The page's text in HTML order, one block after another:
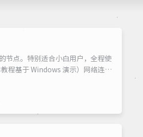
节点。特别适合小白用户，全程使
程基于 Windows 演示）网络连接